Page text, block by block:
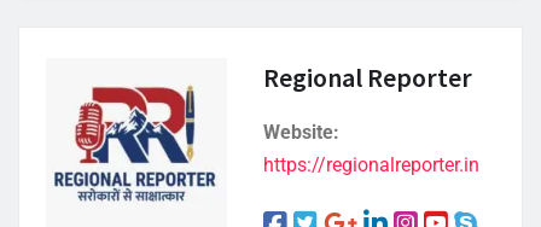
Regional Reporter
Website:
https://regionalreporter.in